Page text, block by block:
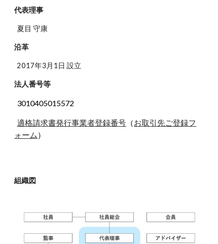
代表理事
夏目 守康
沿革
2017年3月1日 設立
法人番号等
3010405015572
適格請求書発行事業者登録番号 （お取引先ご登録フ
ォーム ）
組織図